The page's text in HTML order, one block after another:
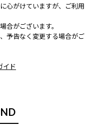
心がけていますが、ご利用
合がございます。
予告なく変更する場合がご
イド